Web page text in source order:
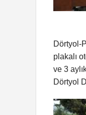
Dörtyol-
plakalı
ve 3
Dörtyol